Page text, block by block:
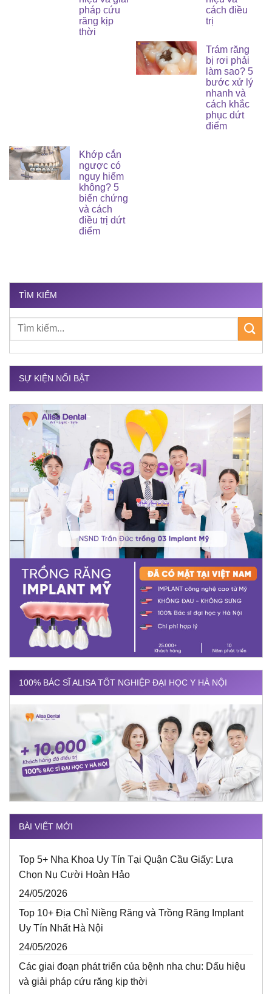
pháp cứu
răng kịp
thời
cách điều
trị
Trám răng
bị rơi phải
làm sao? 5
bước xử lý
nhanh và
cách khắc
phục dứt
điểm
Khớp cắn
ngược có
nguy hiểm
không? 5
biến chứng
và cách
điều trị dứt
điểm
TÌM KIẾM
SỰ KIỆN NỔI BẬT
100% BÁC SĨ ALISA TỐT NGHIỆP ĐẠI HỌC Y HÀ NỘI
BÀI VIẾT MỚI
Top 5+ Nha Khoa Uy Tín Tại Quận Cầu Giấy: Lựa
Chọn Nụ Cười Hoàn Hảo
24/05/2026
Top 10+ Địa Chỉ Niềng Răng và Trồng Răng Implant
Uy Tín Nhất Hà Nội
24/05/2026
Các giai đoạn phát triển của bệnh nha chu: Dấu hiệu
và giải pháp cứu răng kịp thời